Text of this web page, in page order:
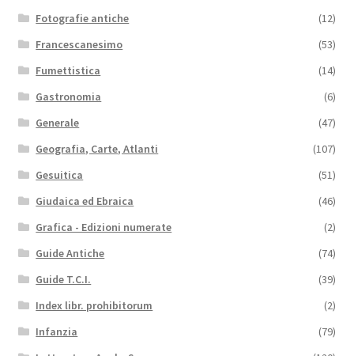
Fotografie antiche
(12)
Francescanesimo
(53)
Fumettistica
(14)
Gastronomia
(6)
Generale
(47)
Geografia, Carte, Atlanti
(107)
Gesuitica
(51)
Giudaica ed Ebraica
(46)
Grafica - Edizioni numerate
(2)
Guide Antiche
(74)
Guide T.C.I.
(39)
Index libr. prohibitorum
(2)
Infanzia
(79)